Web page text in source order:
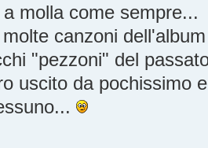
molla come sempre...
canzoni
"pezzoni" del
uscito da pochissimo